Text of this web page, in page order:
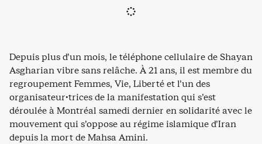
Depuis plus d’un mois, le téléphone cellulaire de Shayan
Asgharian vibre sans relâche. À 21 ans, il est membre du
regroupement Femmes, Vie, Liberté et l’un des
organisateur·trices de la manifestation qui s’est
déroulée à Montréal samedi dernier en solidarité avec le
mouvement qui s’oppose au régime islamique d’Iran
depuis la mort de Mahsa Amini.